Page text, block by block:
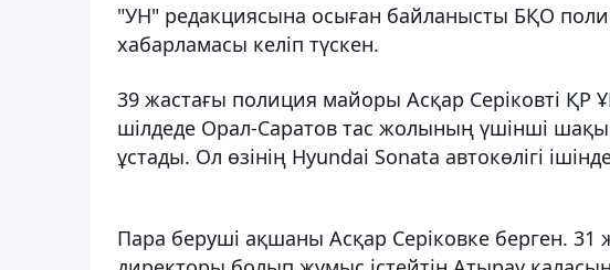
"УН" редакциясына осыған байланысты БҚО
хабарламасы келіп түскен.
39 жастағы полиция майоры Асқар Серіковті ҚР
шілдеде Орал-Саратов тас жолының үшінші
ұстады. Ол өзінің Hyundai Sonata автокөлігі
Пара беруші ақшаны Асқар Серіковке берген. 31